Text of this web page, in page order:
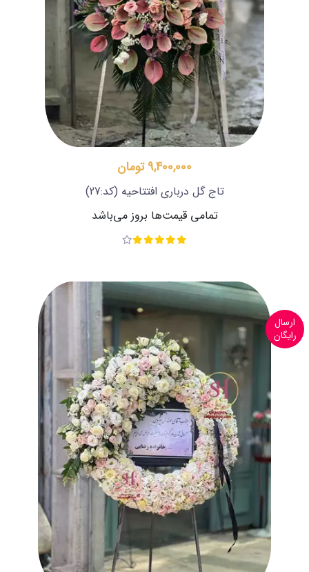
9,400,000 تومان
تاج گل درباری افتتاحیه (کد:27)
تمامی قیمت‌ها بروز می‌باشد
ارسال
رایگان